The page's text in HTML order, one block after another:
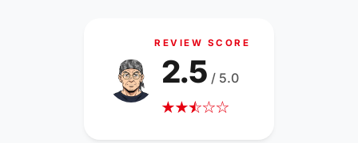
REVIEW SCORE
★★☆
★☆☆
2.5 / 5.0